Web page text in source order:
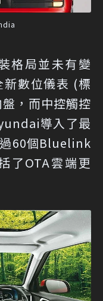
格局並未有變
數位儀表 (標
，而中控觸控
導入了最
60個Bluelink
了OTA雲端更